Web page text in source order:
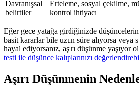
Davranışsal
belirtiler
Erteleme, sosyal çekilme,
kontrol ihtiyacı
Eğer gece yatağa girdiğinizde
basit kararlar bile uzun süre alıyorsa veya
hayal ediyorsanız, aşırı düşünme yaşıyor
testi ile düşünce kalıplarınızı
Aşırı Düşünmenin